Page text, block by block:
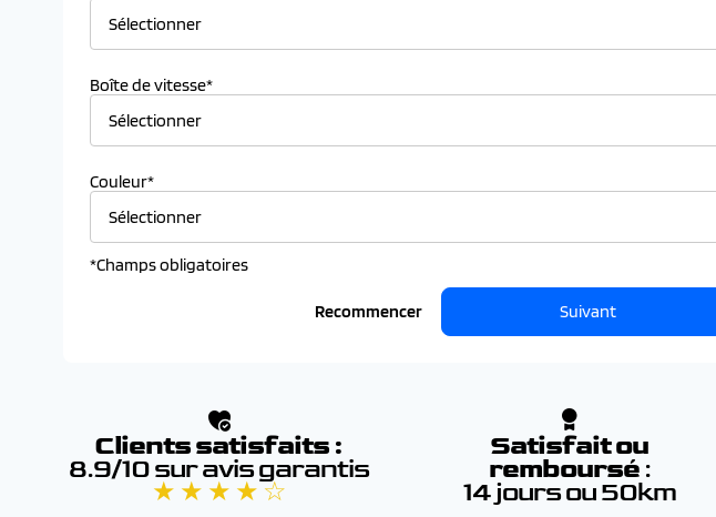
Boîte de vitesse*
Couleur*
*Champs obligatoires
Recommencer Suivant
Clients satisfaits :
8.9/10 sur avis garantis
★ ★ ★ ★ ☆
Satisfait ou
remboursé :
14 jours ou 50km